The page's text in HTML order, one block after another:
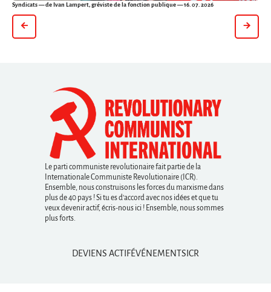
Syndicats— de Ivan Lampert, gréviste de la fonction publique — 16. 07. 2026
Le parti communiste revolutionaire fait partie de la
Internationale Communiste Revolutionaire (ICR).
Ensemble, nous construisons les forces du marxisme dans
plus de 40 pays ! Si tu es d’accord avec nos idées et que tu
veux devenir actif, écris-nous ici ! Ensemble, nous sommes
plus forts.
DEVIENS ACTIFÉVÉNEMENTS ICR